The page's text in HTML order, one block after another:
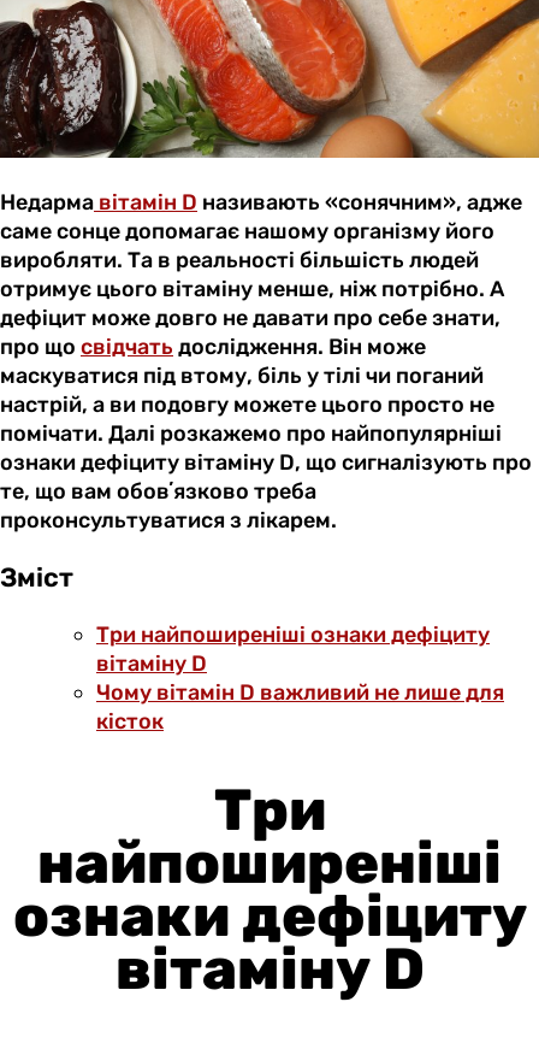
Недарма вітамін D називають «сонячним», адже
саме сонце допомагає нашому організму його
виробляти. Та в реальності більшість людей
отримує цього вітаміну менше, ніж потрібно. А
дефіцит може довго не давати про себе знати,
про що свідчать дослідження. Він може
маскуватися під втому, біль у тілі чи поганий
настрій, а ви подовгу можете цього просто не
помічати. Далі розкажемо про найпопулярніші
ознаки дефіциту вітаміну D, що сигналізують про
те, що вам обовʼязково треба
проконсультуватися з лікарем.
Зміст
Три найпоширеніші ознаки дефіциту
вітаміну D
Чому вітамін D важливий не лише для
кісток
Три
найпоширеніші
ознаки дефіциту
вітаміну D